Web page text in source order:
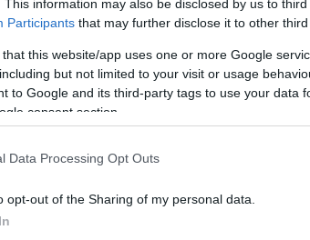
This information may also be disclosed by us to
Participants that may further disclose it to other third
that this website/app uses one or more Google
but not limited to your visit or usage
to Google and its third-party tags to use your data
consent section.
Data Processing Opt Outs
opt-out of the Sharing of my personal data.
tua cucina ma vuoi prima saperne di